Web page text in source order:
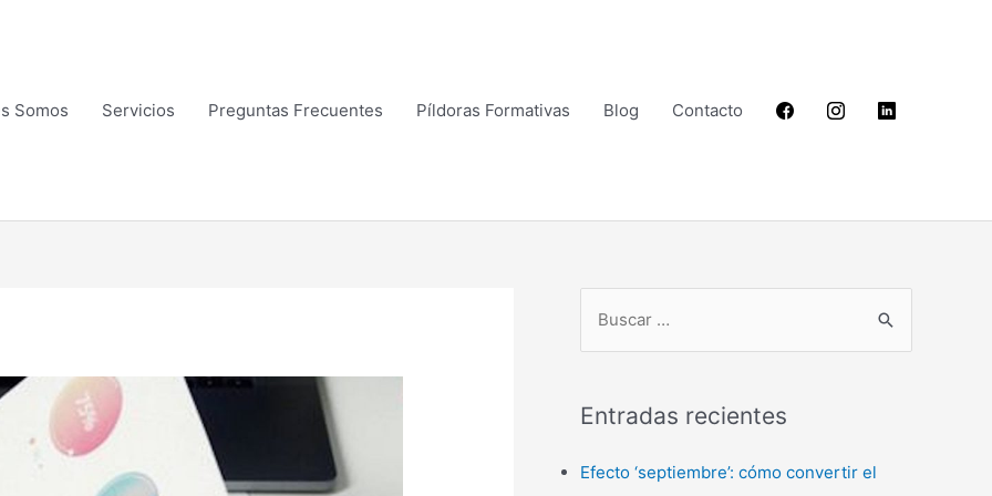
Somos Servicios Preguntas Frecuentes Píldoras Formativas Blog Contacto
u
c
Entradas recientes
Efecto ‘septiembre’: cómo convertir el